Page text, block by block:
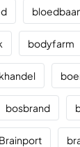
bodyfarm
bosbrand
Brainport